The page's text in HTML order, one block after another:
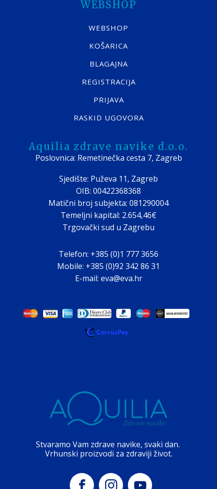
WEBSHOP
WEBSHOP
KOŠARICA
BLAGAJNA
REGISTRACIJA
PRIJAVA
RASKID UGOVORA
Aquilia zdrave navike d.o.o.
Poslovnica: Remetinečka cesta 7, Zagreb
Sjedište: Puževa 11, Zagreb
OIB: 00422368368
Matični broj subjekta: 081290004
Temeljni kapital: 2.654,46€
Trgovački sud u Zagrebu
Telefon: +385 (0)1 777 3656
Mobile: +385 (0)92 342 86 31
E-mail: eva@eva.hr
Stvaramo Vam zdrave navike, svaki dan.
Vrhunski proizvodi za zdraviji život.